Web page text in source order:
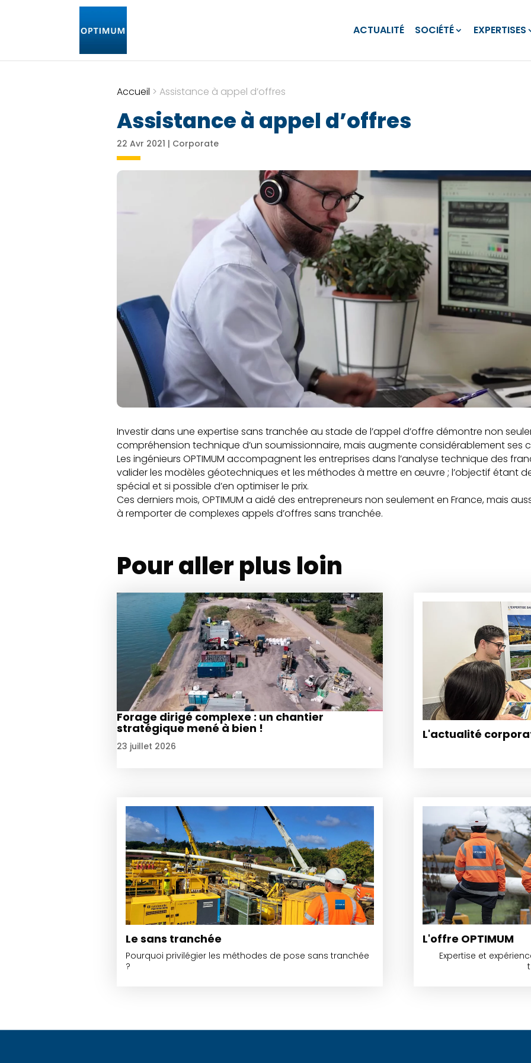
ACTUALITÉ SOCIÉTÉ EXPERTISES
Accueil > Assistance à appel d’offres
Assistance à appel d’offres
22 Avr 2021 | Corporate
Investir dans une expertise sans tranchée au stade de l’appel d’offre démontre non
compréhension technique d’un soumissionnaire, mais augmente considérablement ses
Les ingénieurs OPTIMUM accompagnent les entreprises dans l’analyse technique des
valider les modèles géotechniques et les méthodes à mettre en œuvre ; l’objectif étant
spécial et si possible d’en optimiser le prix.
Ces derniers mois, OPTIMUM a aidé des entrepreneurs non seulement en France, mais
à remporter de complexes appels d’offres sans tranchée.
Pour aller plus loin
Forage dirigé complexe : un chantier
stratégique mené à bien !
23 juillet 2026
L'actualité
Le sans tranchée
Pourquoi privilégier les méthodes de pose sans tranchée
?
L'offre OPTIMUM
Expertise et